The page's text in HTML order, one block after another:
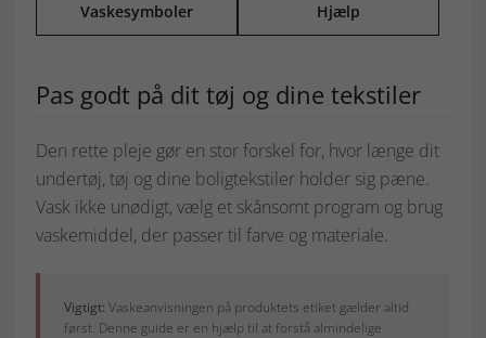
Vaskesymboler Hjælp
Pas godt på dit tøj og dine tekstiler
Den rette pleje gør en stor forskel for, hvor længe dit
undertøj, tøj og dine boligtekstiler holder sig pæne.
Vask ikke unødigt, vælg et skånsomt program og brug
vaskemiddel, der passer til farve og materiale.
Vigtigt: Vaskeanvisningen på produktets etiket gælder altid
først. Denne guide er en hjælp til at forstå almindelige